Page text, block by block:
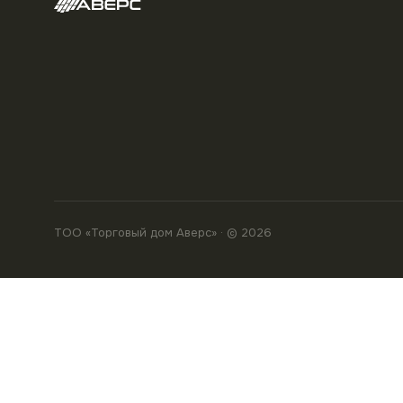
ТОО «Торговый дом Аверс» · © 2026